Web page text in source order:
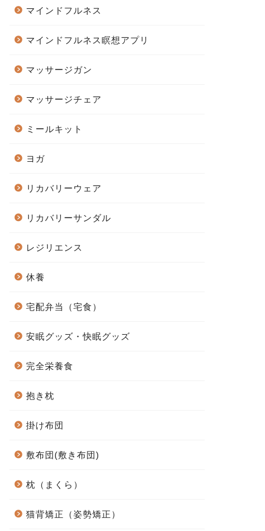
マインドフルネス
マインドフルネス瞑想アプリ
マッサージガン
マッサージチェア
ミールキット
ヨガ
リカバリーウェア
リカバリーサンダル
レジリエンス
休養
宅配弁当（宅食）
安眠グッズ・快眠グッズ
完全栄養食
抱き枕
掛け布団
敷布団(敷き布団)
枕（まくら）
猫背矯正（姿勢矯正）